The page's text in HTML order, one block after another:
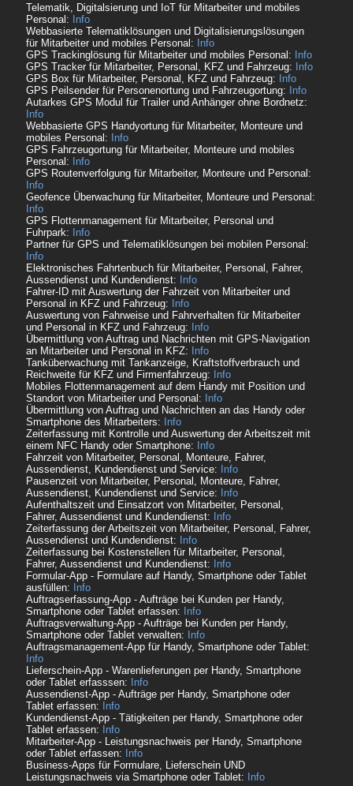
Telematik, Digitalsierung und IoT für Mitarbeiter und mobiles
Personal: Info
Webbasierte Telematiklösungen und Digitalisierungslösungen
für Mitarbeiter und mobiles Personal: Info
GPS Trackinglösung für Mitarbeiter und mobiles Personal: Info
GPS Tracker für Mitarbeiter, Personal, KFZ und Fahrzeug: Info
GPS Box für Mitarbeiter, Personal, KFZ und Fahrzeug: Info
GPS Peilsender für Personenortung und Fahrzeugortung: Info
Autarkes GPS Modul für Trailer und Anhänger ohne Bordnetz:
Info
Webbasierte GPS Handyortung für Mitarbeiter, Monteure und
mobiles Personal: Info
GPS Fahrzeugortung für Mitarbeiter, Monteure und mobiles
Personal: Info
GPS Routenverfolgung für Mitarbeiter, Monteure und Personal:
Info
Geofence Überwachung für Mitarbeiter, Monteure und Personal:
Info
GPS Flottenmanagement für Mitarbeiter, Personal und
Fuhrpark: Info
Partner für GPS und Telematiklösungen bei mobilen Personal:
Info
Elektronisches Fahrtenbuch für Mitarbeiter, Personal, Fahrer,
Aussendienst und Kundendienst: Info
Fahrer-ID mit Auswertung der Fahrzeit von Mitarbeiter und
Personal in KFZ und Fahrzeug: Info
Auswertung von Fahrweise und Fahrverhalten für Mitarbeiter
und Personal in KFZ und Fahrzeug: Info
Übermittlung von Auftrag und Nachrichten mit GPS-Navigation
an Mitarbeiter und Personal in KFZ: Info
Tanküberwachung mit Tankanzeige, Kraftstoffverbrauch und
Reichweite für KFZ und Firmenfahrzeug: Info
Mobiles Flottenmanagement auf dem Handy mit Position und
Standort von Mitarbeiter und Personal: Info
Übermittlung von Auftrag und Nachrichten an das Handy oder
Smartphone des Mitarbeiters: Info
Zeiterfassung mit Kontrolle und Auswertung der Arbeitszeit mit
einem NFC Handy oder Smartphone: Info
Fahrzeit von Mitarbeiter, Personal, Monteure, Fahrer,
Aussendienst, Kundendienst und Service: Info
Pausenzeit von Mitarbeiter, Personal, Monteure, Fahrer,
Aussendienst, Kundendienst und Service: Info
Aufenthaltszeit und Einsatzort von Mitarbeiter, Personal,
Fahrer, Aussendienst und Kundendienst: Info
Zeiterfassung der Arbeitszeit von Mitarbeiter, Personal, Fahrer,
Aussendienst und Kundendienst: Info
Zeiterfassung bei Kostenstellen für Mitarbeiter, Personal,
Fahrer, Aussendienst und Kundendienst: Info
Formular-App - Formulare auf Handy, Smartphone oder Tablet
ausfüllen: Info
Auftragserfassung-App - Aufträge bei Kunden per Handy,
Smartphone oder Tablet erfassen: Info
Auftragsverwaltung-App - Aufträge bei Kunden per Handy,
Smartphone oder Tablet verwalten: Info
Auftragsmanagement-App für Handy, Smartphone oder Tablet:
Info
Lieferschein-App - Warenlieferungen per Handy, Smartphone
oder Tablet erfasssen: Info
Aussendienst-App - Aufträge per Handy, Smartphone oder
Tablet erfassen: Info
Kundendienst-App - Tätigkeiten per Handy, Smartphone oder
Tablet erfassen: Info
Mitarbeiter-App - Leistungsnachweis per Handy, Smartphone
oder Tablet erfassen: Info
Business-Apps für Formulare, Lieferschein UND
Leistungsnachweis via Smartphone oder Tablet: Info